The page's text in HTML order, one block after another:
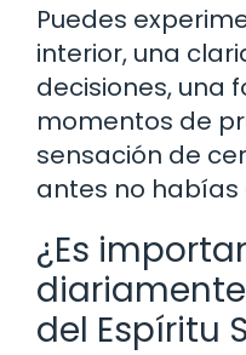
Puedes
interior, una
decisiones, una
momentos de
sensación de
antes no
¿Es
del Espíritu